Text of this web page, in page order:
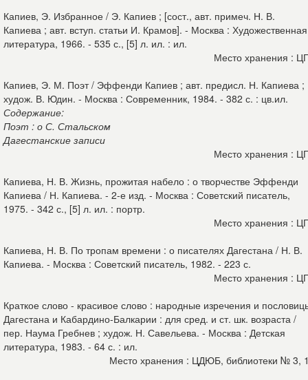
Капиев, Э. Избранное / Э. Капиев ; [сост., авт. примеч. Н. В.
Капиева ; авт. вступ. статьи И. Крамов]. - Москва : Художественная
литература, 1966. - 535 с., [5] л. ил. : ил.
Место хранения :
Капиев, Э. М. Поэт / Эффенди Капиев ; авт. предисл. Н. Капиева ;
худож. В. Юдин. - Москва : Современник, 1984. - 382 с. : цв.ил.
Содержание:
Поэт : о С. Стальском
Дагестанские записи
Место хранения :
Капиева, Н. В. Жизнь, прожитая набело : о творчестве Эффенди
Капиева / Н. Капиева. - 2-е изд. - Москва : Советский писатель,
1975. - 342 с., [5] л. ил. : портр.
Место хранения :
Капиева, Н. В. По тропам времени : о писателях Дагестана / Н. В.
Капиева. - Москва : Советский писатель, 1982. - 223 с.
Место хранения :
Краткое слово - красивое слово : народные изречения и
Дагестана и Кабардино-Балкарии : для сред. и ст. шк. возраста /
пер. Наума Гребнев ; худож. Н. Савельева. - Москва : Детская
литература, 1983. - 64 с. : ил.
Место хранения : ЦДЮБ, библиотеки № 3,